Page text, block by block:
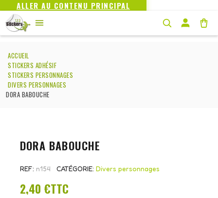
ALLER AU CONTENU PRINCIPAL
ACCUEIL
STICKERS ADHÉSIF
STICKERS PERSONNAGES
DIVERS PERSONNAGES
DORA BABOUCHE
DORA BABOUCHE
REF n154 CATÉGORIE Divers personnages
2,40 €TTC